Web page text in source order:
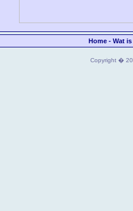
Home - Wat
Copyright �